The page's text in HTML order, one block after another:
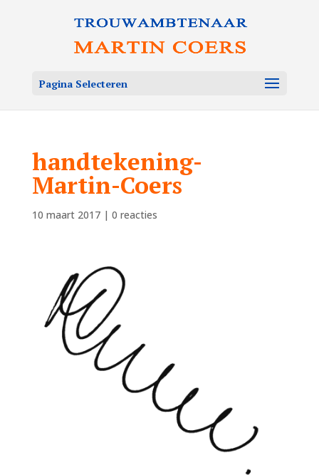
Pagina Selecteren
handtekening-
Martin-Coers
10 maart 2017| 0 reacties